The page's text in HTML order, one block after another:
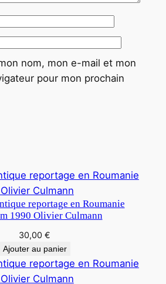
nom, mon e-mail et mon
pour mon prochain
reportage en Roumanie
1990 Olivier Culmann
30,00 €
Ajouter au panier